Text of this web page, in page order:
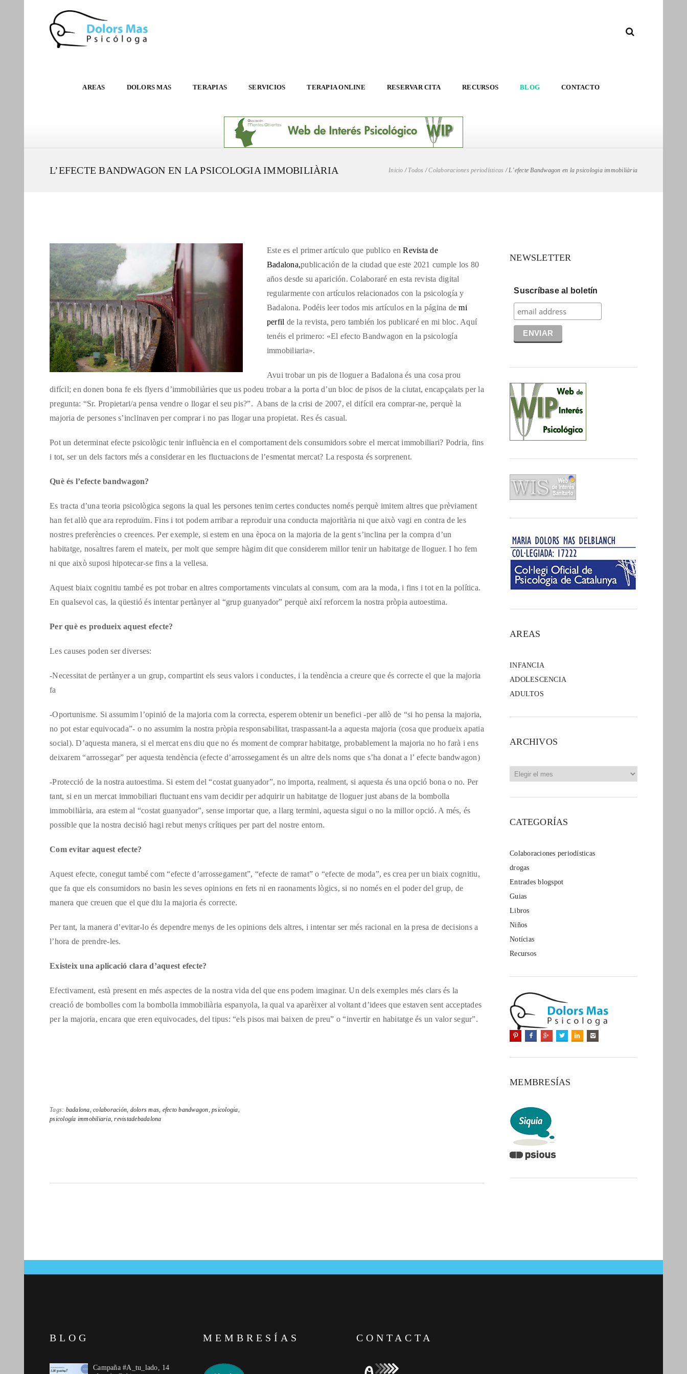
AREAS DOLORS MAS TERAPIAS SERVICIOS TERAPIA ONLINE RESERVAR CITA RECURSOS BLOG CONTACTO
Inicio / Todos /Colaboraciones periodísticas /L’efecte Bandwagon en la psicologia immobiliària
L’EFECTE BANDWAGON EN LA PSICOLOGIA IMMOBILIÀRIA
Este es el primer artículo que publico enRevista de
Badalona,publicación de la ciudad que este 2021 cumple los 80
años desde su aparición. Colaboraré en esta revista digital
regularmente con artículos relacionados con la psicología y
Badalona. Podéis leer todos mis artículos en la página demi
perfil de la revista, pero también los publicaré en mi bloc. Aquí
tenéis el primero: «El efecto Bandwagon en la psicología
immobiliaria».
Avui trobar un pis de lloguer a Badalona és una cosa prou
difícil; en donen bona fe els flyers d’immobiliàries que us podeu trobar a la porta d’un bloc de pisos de la ciutat, encapçalats per la
pregunta: “Sr. Propietari/a pensa vendre o llogar el seu pis?”. Abans de la crisi de 2007, el difícil era comprar-ne, perquè la
majoria de persones s’inclinaven per comprar i no pas llogar una propietat. Res és casual.
Pot un determinat efecte psicològic tenir influència en el comportament dels consumidors sobre el mercat immobiliari? Podria, fins
i tot, ser un dels factors més a considerar en les fluctuacions de l’esmentat mercat? La resposta és sorprenent.
Què és l’efecte bandwagon?
Es tracta d’una teoria psicològica segons la qual les persones tenim certes conductes només perquè imitem altres que prèviament
han fet allò que ara reproduïm. Fins i tot podem arribar a reproduir una conducta majoritària ni que això vagi en contra de les
nostres preferències o creences. Per exemple, si estem en una època on la majoria de la gent s’inclina per la compra d’un
habitatge, nosaltres farem el mateix, per molt que sempre hàgim dit que considerem millor tenir un habitatge de lloguer. I ho fem
ni que això suposi hipotecar-se fins a la vellesa.
Aquest biaix cognitiu també es pot trobar en altres comportaments vinculats al consum, com ara la moda, i fins i tot en la política.
En qualsevol cas, la qüestió és intentar pertànyer al “grup guanyador” perquè així reforcem la nostra pròpia autoestima.
Per què es produeix aquest efecte?
Les causes poden ser diverses:
-Necessitat de pertànyer a un grup, compartint els seus valors i conductes, i la tendència a creure que és correcte el que la majoria
fa
-Oportunisme. Si assumim l’opinió de la majoria com la correcta, esperem obtenir un benefici -per allò de “si ho pensa la majoria,
no pot estar equivocada”- o no assumim la nostra pròpia responsabilitat, traspassant-la a aquesta majoria (cosa que produeix apatia
social). D’aquesta manera, si el mercat ens diu que no és moment de comprar habitatge, probablement la majoria no ho farà i ens
deixarem “arrossegar” per aquesta tendència (efecte d’arrossegament és un altre dels noms que s’ha donat a l’ efecte bandwagon)
-Protecció de la nostra autoestima. Si estem del “costat guanyador”, no importa, realment, si aquesta és una opció bona o no. Per
tant, si en un mercat immobiliari fluctuant ens vam decidir per adquirir un habitatge de lloguer just abans de la bombolla
immobiliària, ara estem al “costat guanyador”, sense importar que, a llarg termini, aquesta sigui o no la millor opció. A més, és
possible que la nostra decisió hagi rebut menys crítiques per part del nostre entorn.
Com evitar aquest efecte?
Aquest efecte, conegut també com “efecte d’arrossegament”, “efecte de ramat” o “efecte de moda”, es crea per un biaix cognitiu,
que fa que els consumidors no basin les seves opinions en fets ni en raonaments lògics, si no només en el poder del grup, de
manera que creuen que el que diu la majoria és correcte.
Per tant, la manera d’evitar-lo és dependre menys de les opinions dels altres, i intentar ser més racional en la presa de decisions a
l’hora de prendre-les.
Existeix una aplicació clara d’aquest efecte?
Efectivament, està present en més aspectes de la nostra vida del que ens podem imaginar. Un dels exemples més clars és la
creació de bombolles com la bombolla immobiliària espanyola, la qual va aparèixer al voltant d’idees que estaven sent acceptades
per la majoria, encara que eren equivocades, del tipus: “els pisos mai baixen de preu” o “invertir en habitatge és un valor segur”.
Tags: badalona, colaboración, dolors mas, efecto bandwagon, psicologia,
psicología immobiliaria, revistadebadalona
NEWSLETTER
Suscríbase al boletín
AREAS
INFANCIA
ADOLESCENCIA
ADULTOS
ARCHIVOS
CATEGORÍAS
Colaboraciones periodísticas
drogas
Entrades blogspot
Guias
Libros
Niños
Notícias
Recursos
MEMBRESÍAS
BLOG
Campaña #A_tu_lado, 14
MEMBRESÍAS CONTACTA